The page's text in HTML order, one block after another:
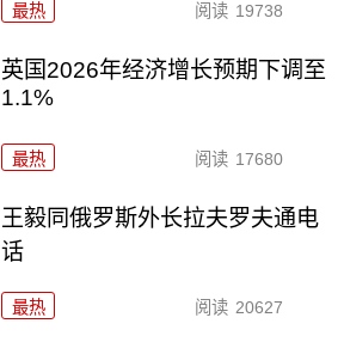
最热 阅读 19738
英国2026年经济增长预期下调至
1.1%
最热 阅读 17680
王毅同俄罗斯外长拉夫罗夫通电
话
最热 阅读 20627